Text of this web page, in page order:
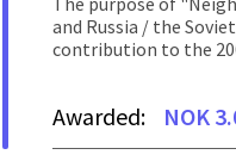
and Russia / the
contribution to the
Awarded: NOK